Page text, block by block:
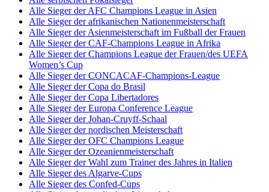
Alle Sieger der AFC Champions League in Asien
Alle Sieger der afrikanischen Nationenmeisterschaft
Alle Sieger der Asienmeisterschaft im Fußball der Frauen
Alle Sieger der CAF-Champions League in Afrika
Alle Sieger der Champions League der Frauen/des UEFA
Women’s Cup
Alle Sieger der CONCACAF-Champions-League
Alle Sieger der Copa do Brasil
Alle Sieger der Copa Libertadores
Alle Sieger der Europa Conference League
Alle Sieger der Johan-Cruyff-Schaal
Alle Sieger der nordischen Meisterschaft
Alle Sieger der OFC Champions League
Alle Sieger der Ozeanienmeisterschaft
Alle Sieger der Wahl zum Trainer des Jahres in Italien
Alle Sieger des Algarve-Cups
Alle Sieger des Confed-Cups